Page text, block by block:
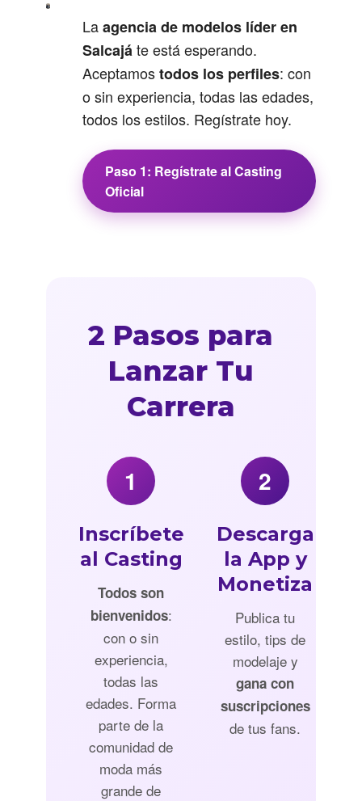
Laagencia de modelos líder en
Salcajáte está esperando.
Aceptamostodos los perfiles: con
o sin experiencia, todas las edades,
todos los estilos. Regístrate hoy.
Paso 1: Regístrate al Casting
Oficial
2 Pasos para
Lanzar Tu
Carrera
1
Inscríbete
al Casting
Todos son
bienvenidos:
con o sin
experiencia,
todas las
edades. Forma
parte de la
comunidad de
moda más
grande de
2
Descarga
la App y
Monetiza
Publica tu
estilo, tips de
modelaje y
gana con
suscripciones
de tus fans.